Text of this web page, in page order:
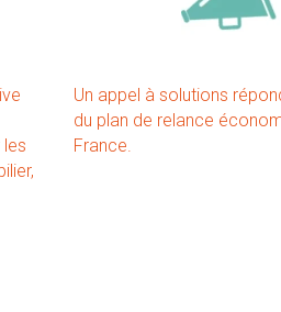
Un appel à solutions
du plan de relance
France.